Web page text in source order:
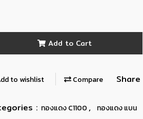
Add to Cart
to wishlist Compare Share
: ทองแดง C1100 , ทองแดง แบน